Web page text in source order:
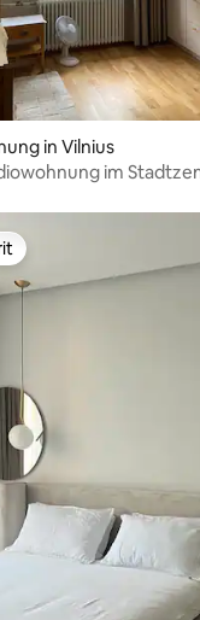
in Vilnius
im
Favorit.